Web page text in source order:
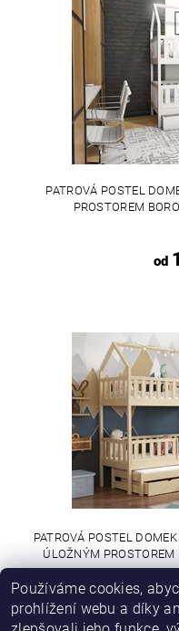
PATROVÁ POSTEL
PROSTOREM
od
PATROVÁ POSTEL
ÚLOŽNÝM PROSTOREM
od
Používáme cookies,
prohlížení webu a díky